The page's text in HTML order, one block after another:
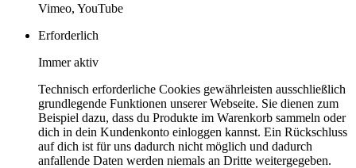
Vimeo, YouTube
Erforderlich
Immer aktiv
Technisch erforderliche Cookies gewährleisten ausschließlich
grundlegende Funktionen unserer Webseite. Sie dienen zum
Beispiel dazu, dass du Produkte im Warenkorb sammeln oder
dich in dein Kundenkonto einloggen kannst. Ein Rückschluss
auf dich ist für uns dadurch nicht möglich und dadurch
anfallende Daten werden niemals an Dritte weitergegeben.